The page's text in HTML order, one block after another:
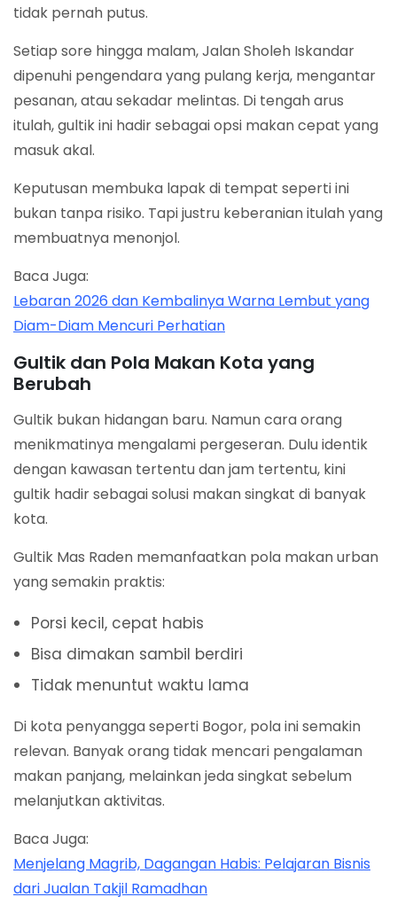
tidak pernah putus.
Setiap sore hingga malam, Jalan Sholeh Iskandar
dipenuhi pengendara yang pulang kerja, mengantar
pesanan, atau sekadar melintas. Di tengah arus
itulah, gultik ini hadir sebagai opsi makan cepat yang
masuk akal.
Keputusan membuka lapak di tempat seperti ini
bukan tanpa risiko. Tapi justru keberanian itulah yang
membuatnya menonjol.
Baca Juga:
Lebaran 2026 dan Kembalinya Warna Lembut yang
Diam-Diam Mencuri Perhatian
Gultik dan Pola Makan Kota yang
Berubah
Gultik bukan hidangan baru. Namun cara orang
menikmatinya mengalami pergeseran. Dulu identik
dengan kawasan tertentu dan jam tertentu, kini
gultik hadir sebagai solusi makan singkat di banyak
kota.
Gultik Mas Raden memanfaatkan pola makan urban
yang semakin praktis:
Porsi kecil, cepat habis
Bisa dimakan sambil berdiri
Tidak menuntut waktu lama
Di kota penyangga seperti Bogor, pola ini semakin
relevan. Banyak orang tidak mencari pengalaman
makan panjang, melainkan jeda singkat sebelum
melanjutkan aktivitas.
Baca Juga:
Menjelang Magrib, Dagangan Habis: Pelajaran Bisnis
dari Jualan Takjil Ramadhan